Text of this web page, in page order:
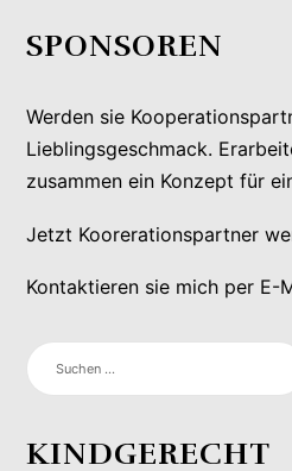
SPONSOREN
Werden sie
Lieblingsgeschmack.
zusammen ein Konzept für
Jetzt Koorerationspartner
Kontaktieren sie mich per E-
SUCHEN
NACH:
KINDGERECHT